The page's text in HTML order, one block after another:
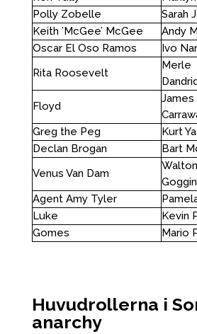
Polly Zobelle
Sarah
Keith ’McGee’ McGee
Andy
Oscar El Oso Ramos
Ivo
Rita Roosevelt
Merle
Floyd
James
Greg the Peg
Kurt
Declan Brogan
Bart
Venus Van Dam
Walton
Agent Amy Tyler
Luke
Kevin
Gomes
Mario
Huvudrollerna i
anarchy